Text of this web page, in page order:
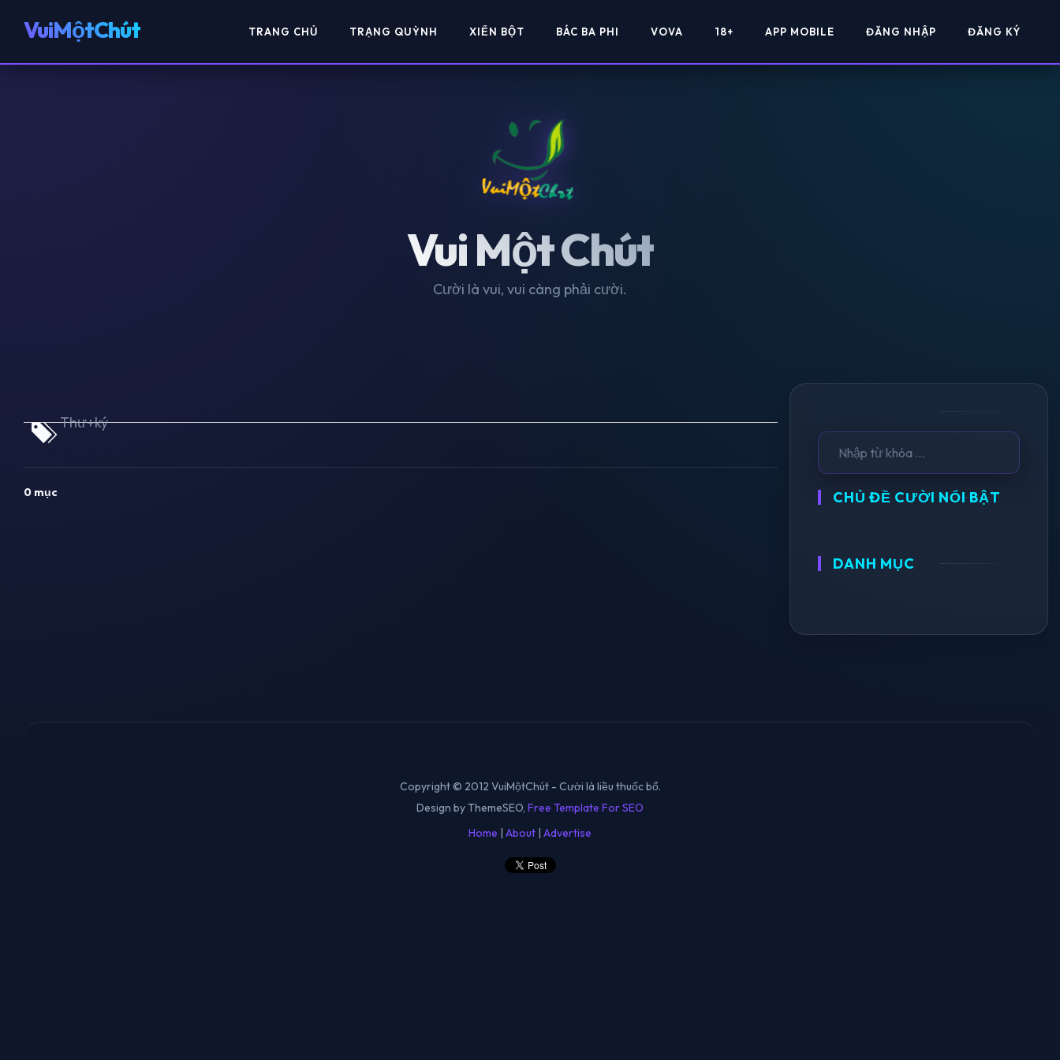
VuiMộtChút TRANG CHỦ TRẠNG QUỲNH XIỂN BỘT BÁC BA PHI VOVA 18+ APP MOBILE ĐĂNG NHẬP ĐĂNG KÝ
Vui Một Chút
Cười là vui, vui càng phải cười.
Thư+ký
0 mục CHỦ ĐỀ CƯỜI NỔI BẬT
DANH MỤC
Copyright © 2012 VuiMộtChút - Cười là liều thuốc bổ.
Design by ThemeSEO, Free Template For SEO
Home | About | Advertise